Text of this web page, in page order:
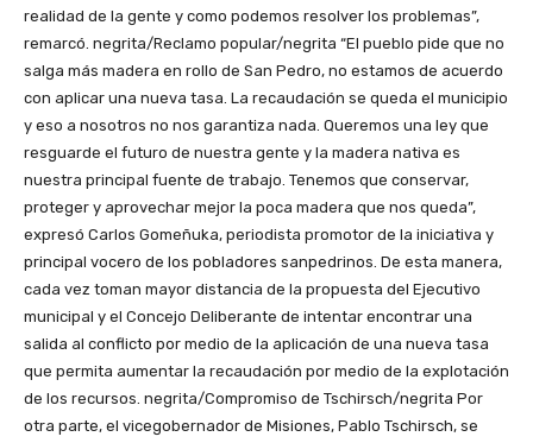
realidad de la gente y como podemos resolver los problemas”,
remarcó. negrita/Reclamo popular/negrita “El pueblo pide que no
salga más madera en rollo de San Pedro, no estamos de acuerdo
con aplicar una nueva tasa. La recaudación se queda el municipio
y eso a nosotros no nos garantiza nada. Queremos una ley que
resguarde el futuro de nuestra gente y la madera nativa es
nuestra principal fuente de trabajo. Tenemos que conservar,
proteger y aprovechar mejor la poca madera que nos queda”,
expresó Carlos Gomeñuka, periodista promotor de la iniciativa y
principal vocero de los pobladores sanpedrinos. De esta manera,
cada vez toman mayor distancia de la propuesta del Ejecutivo
municipal y el Concejo Deliberante de intentar encontrar una
salida al conflicto por medio de la aplicación de una nueva tasa
que permita aumentar la recaudación por medio de la explotación
de los recursos. negrita/Compromiso de Tschirsch/negrita Por
otra parte, el vicegobernador de Misiones, Pablo Tschirsch, se